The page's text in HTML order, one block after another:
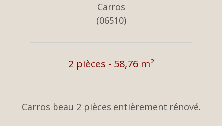
Carros
(06510)
2 pièces - 58,76 m²
Carros beau 2 pièces entièrement rénové.